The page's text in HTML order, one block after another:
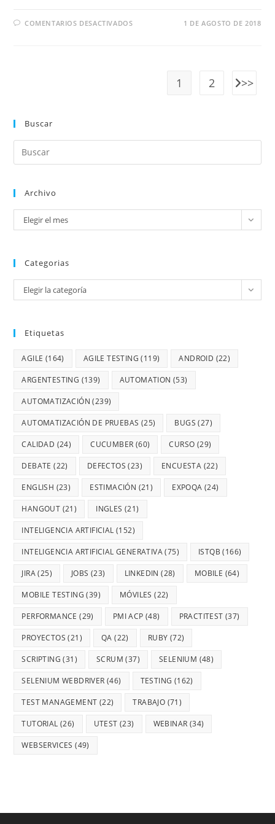
COMENTARIOS DESACTIVADOS 1 DE AGOSTO DE 2018
1 2
Buscar
Archivo
Elegir el mes
Categorias
Elegir la categoría
Etiquetas
AGILE (164) AGILE TESTING (119) ANDROID (22)
ARGENTESTING (139) AUTOMATION (53)
AUTOMATIZACIÓN (239)
AUTOMATIZACIÓN DE PRUEBAS (25) BUGS (27)
CALIDAD (24) CUCUMBER (60) CURSO (29)
DEBATE (22) DEFECTOS (23) ENCUESTA (22)
ENGLISH (23) ESTIMACIÓN (21) EXPOQA (24)
HANGOUT (21) INGLES (21)
INTELIGENCIA ARTIFICIAL (152)
INTELIGENCIA ARTIFICIAL GENERATIVA(75) ISTQB (166)
JIRA(25) JOBS (23) LINKEDIN (28) MOBILE (64)
MOBILE TESTING (39) MÓVILES (22)
PERFORMANCE (29) PMI ACP (48) PRACTITEST (37)
PROYECTOS (21) QA (22) RUBY (72)
SCRIPTING (31) SCRUM (37) SELENIUM (48)
SELENIUM WEBDRIVER (46) TESTING (162)
TEST MANAGEMENT (22) TRABAJO (71)
TUTORIAL (26) UTEST (23) WEBINAR (34)
WEBSERVICES (49)